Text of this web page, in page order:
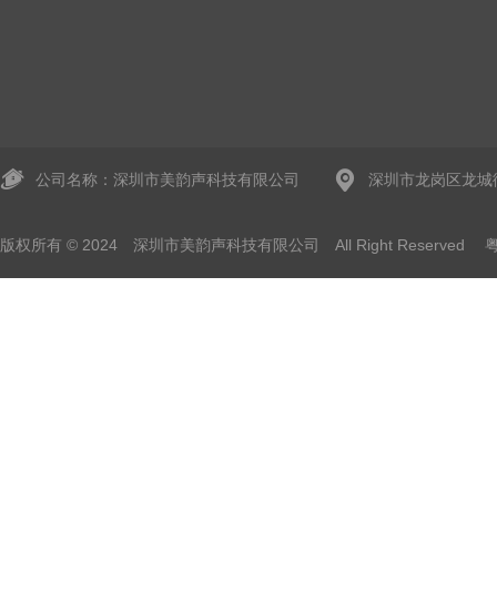
公司名称：深圳市美韵声科技有限公司 深圳市龙岗区龙
版权所有 © 2024 深圳市美韵声科技有限公司 All Right Reserved